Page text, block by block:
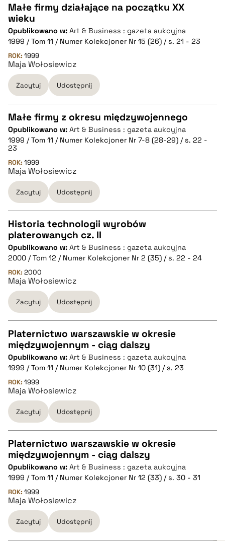
pobierz cytat
CZYSTY TEKST
pobierz cytat
BIBTEX
pobierz cytat
Małe firmy działające na początku XX
wieku
Opublikowano w: Art & Business : gazeta aukcyjna
1999 / Tom 11 / Numer Kolekcjoner Nr 15 (26) / s. 21 - 23
ROK: 1999
Maja Wołosiewicz
Zacytuj Udostępnij
CZYSTY TEKST
pobierz cytat
BIBTEX
pobierz cytat
Małe firmy z okresu międzywojennego
Opublikowano w: Art & Business : gazeta aukcyjna
1999 / Tom 11 / Numer Kolekcjoner Nr 7-8 (28-29) / s. 22 -
23
ROK: 1999
Maja Wołosiewicz
Zacytuj Udostępnij
CZYSTY TEKST
pobierz cytat
BIBTEX
pobierz cytat
Historia technologii wyrobów
platerowanych cz. II
Opublikowano w: Art & Business : gazeta aukcyjna
2000 / Tom 12 / Numer Kolekcjoner Nr 2 (35) / s. 22 - 24
ROK: 2000
Maja Wołosiewicz
Zacytuj Udostępnij
CZYSTY TEKST
pobierz cytat
BIBTEX
pobierz cytat
Platernictwo warszawskie w okresie
międzywojennym - ciąg dalszy
Opublikowano w: Art & Business : gazeta aukcyjna
1999 / Tom 11 / Numer Kolekcjoner Nr 10 (31) / s. 23
ROK: 1999
Maja Wołosiewicz
Zacytuj Udostępnij
CZYSTY TEKST
pobierz cytat
BIBTEX
Platernictwo warszawskie w okresie
międzywojennym - ciąg dalszy
Opublikowano w: Art & Business : gazeta aukcyjna
1999 / Tom 11 / Numer Kolekcjoner Nr 12 (33) / s. 30 - 31
ROK: 1999
Maja Wołosiewicz
Zacytuj Udostępnij